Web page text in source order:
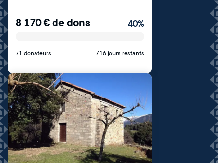
8 170€de dons 40%
71 donateurs 716 jours restants